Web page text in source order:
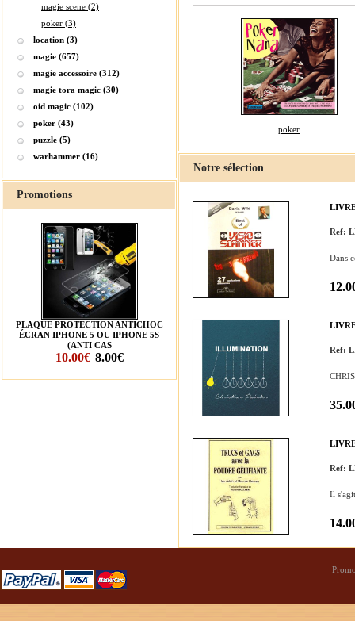
magie scene (2)
poker (3)
location (3)
magie (657)
magie accessoire (312)
magie tora magic (30)
oid magic (102)
poker (43)
puzzle (5)
warhammer (16)
Promotions
PLAQUE PROTECTION ANTICHOC
ÉCRAN IPHONE 5 OU IPHONE 5S
(ANTI CAS
10.00€ 8.00€
poker
Notre sélection
Ref:
Dans
Ref:
Ref:
Il